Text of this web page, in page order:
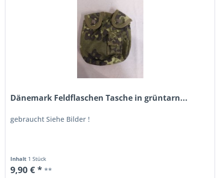
Dänemark Feldflaschen Tasche in grüntarn...
gebraucht Siehe Bilder !
Inhalt 1 Stück
9,90 € * **